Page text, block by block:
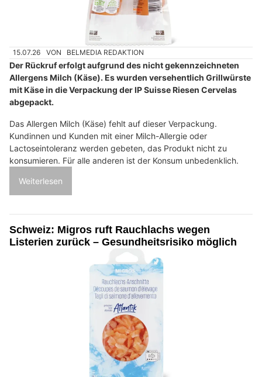
15.07.26 VON BELMEDIA REDAKTION
Der Rückruf erfolgt aufgrund des nicht gekennzeichneten
Allergens Milch (Käse). Es wurden versehentlich Grillwürste
mit Käse in die Verpackung der IP Suisse Riesen Cervelas
abgepackt.
Das Allergen Milch (Käse) fehlt auf dieser Verpackung.
Kundinnen und Kunden mit einer Milch-Allergie oder
Lactoseintoleranz werden gebeten, das Produkt nicht zu
konsumieren. Für alle anderen ist der Konsum unbedenklich.
Weiterlesen
Schweiz: Migros ruft Rauchlachs wegen
Listerien zurück – Gesundheitsrisiko möglich